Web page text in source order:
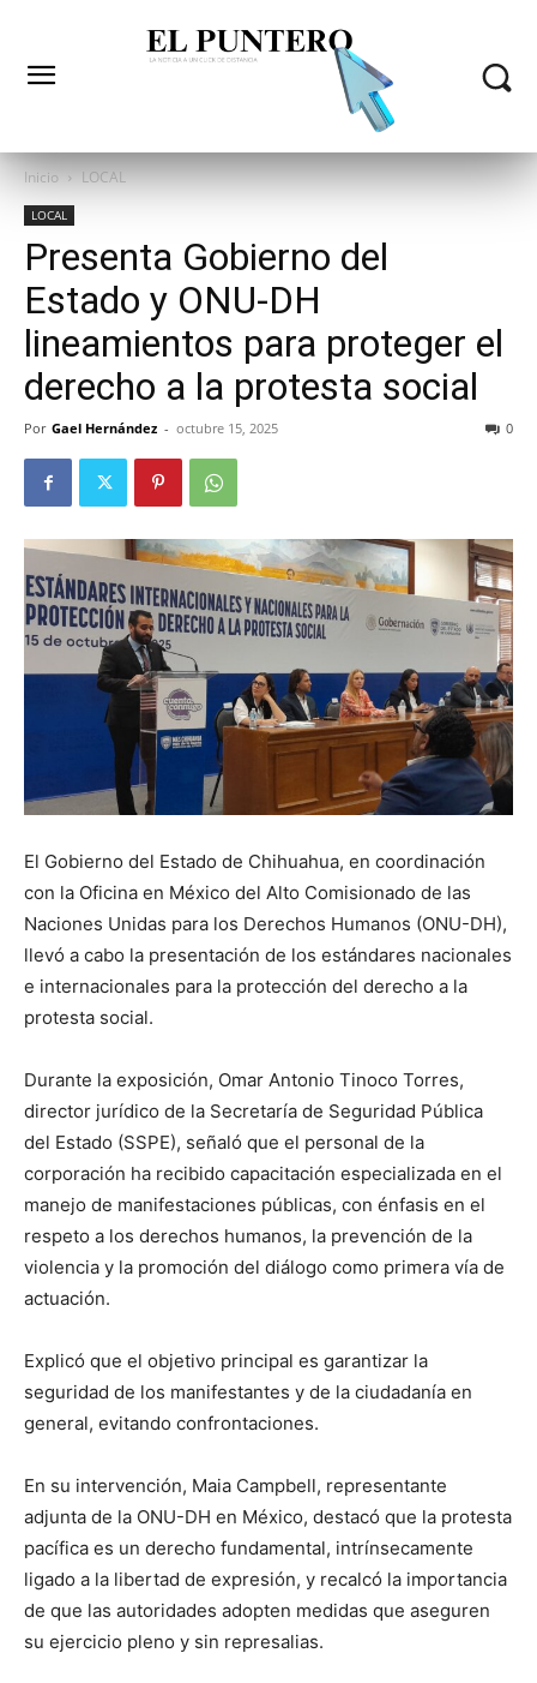
Inicio LOCAL
LOCAL
Presenta Gobierno del
Estado y ONU-DH
lineamientos para proteger el
derecho a la protesta social
Por Gael Hernández - octubre 15, 2025 0
El Gobierno del Estado de Chihuahua, en coordinación
con la Oficina en México del Alto Comisionado de las
Naciones Unidas para los Derechos Humanos (ONU-DH),
llevó a cabo la presentación de los estándares nacionales
e internacionales para la protección del derecho a la
protesta social.
Durante la exposición, Omar Antonio Tinoco Torres,
director jurídico de la Secretaría de Seguridad Pública
del Estado (SSPE), señaló que el personal de la
corporación ha recibido capacitación especializada en el
manejo de manifestaciones públicas, con énfasis en el
respeto a los derechos humanos, la prevención de la
violencia y la promoción del diálogo como primera vía de
actuación.
Explicó que el objetivo principal es garantizar la
seguridad de los manifestantes y de la ciudadanía en
general, evitando confrontaciones.
En su intervención, Maia Campbell, representante
adjunta de la ONU-DH en México, destacó que la protesta
pacífica es un derecho fundamental, intrínsecamente
ligado a la libertad de expresión, y recalcó la importancia
de que las autoridades adopten medidas que aseguren
su ejercicio pleno y sin represalias.